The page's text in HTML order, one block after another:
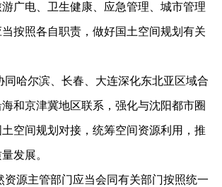
广电、卫生健康、应急管理、城市管理
按照各自职责，做好国土空间规划有关
哈尔滨、长春、大连深化东北亚区域合
和京津冀地区联系，强化与沈阳都市圈
空间规划对接，统筹空间资源利用，推
发展。
源主管部门应当会同有关部门按照统一